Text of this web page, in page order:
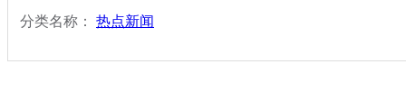
分类名称： 热点新闻